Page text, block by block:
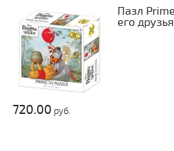
Пазл
его друзья
720.00 руб.